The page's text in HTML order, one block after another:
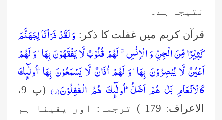
نتیجہ ہے۔
قرآن کریم میں غفلت کا ذکر: وَ لَقَدْ ذَرَاْنَا لِجَهَنَّمَ
كَثِیْرًا مِّنَ الْجِنِّ وَ الْاِنْسِ ﳲ لَهُمْ قُلُوْبٌ لَّا یَفْقَهُوْنَ بِهَا٘-وَ لَهُمْ
اَعْیُنٌ لَّا یُبْصِرُوْنَ بِهَا٘-وَ لَهُمْ اٰذَانٌ لَّا یَسْمَعُوْنَ بِهَاؕ-اُولٰٓىٕكَ
كَالْاَنْعَامِ بَلْ هُمْ اَضَلُّؕ-اُولٰٓىٕكَ هُمُ الْغٰفِلُوْنَ(۱۷۹)
(پ 9،
الاعراف: 179 ) ترجمہ: اور یقینا ہم